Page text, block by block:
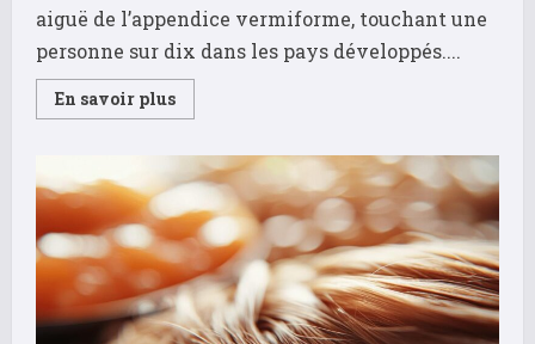
aiguë de l’appendice vermiforme, touchant une
personne sur dix dans les pays développés....
En savoir plusRead
more
la
loupe
:
les
examens
d’imagerie
qui
confirment
le
diagnostic